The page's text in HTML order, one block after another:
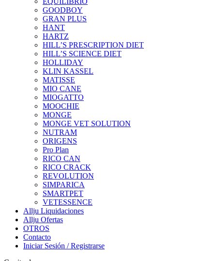
GOODBOY
GRAN PLUS
HANT
HARTZ
HILL’S PRESCRIPTION DIET
HILL’S SCIENCE DIET
HOLLIDAY
KLIN KASSEL
MATISSE
MIO CANE
MIOGATTO
MOOCHIE
MONGE
MONGE VET SOLUTION
NUTRAM
ORIGENS
Pro Plan
RICO CAN
RICO CRACK
REVOLUTION
SIMPARICA
SMARTPET
VETESSENCE
Allju Liquidaciones
Allju Ofertas
OTROS
Contacto
Iniciar Sesión / Registrarse